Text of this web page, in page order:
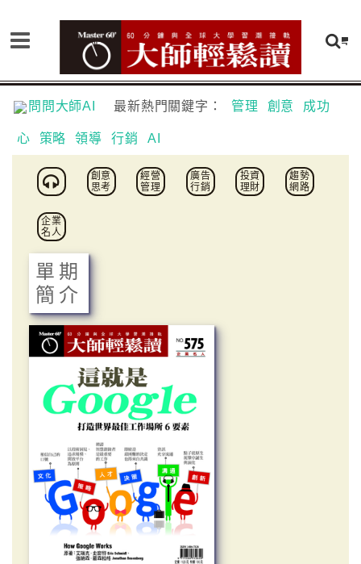
問問大師AI 最新熱門關鍵字： 管理 創意 成功
心 策略 領導 行銷 AI
創意
思考
經營
管理
廣告
行銷
投資
理財
趨勢
網路
企業
名人
單期
簡介